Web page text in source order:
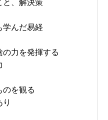
と、解決策
学んだ易経
の力を発揮する
のを観る